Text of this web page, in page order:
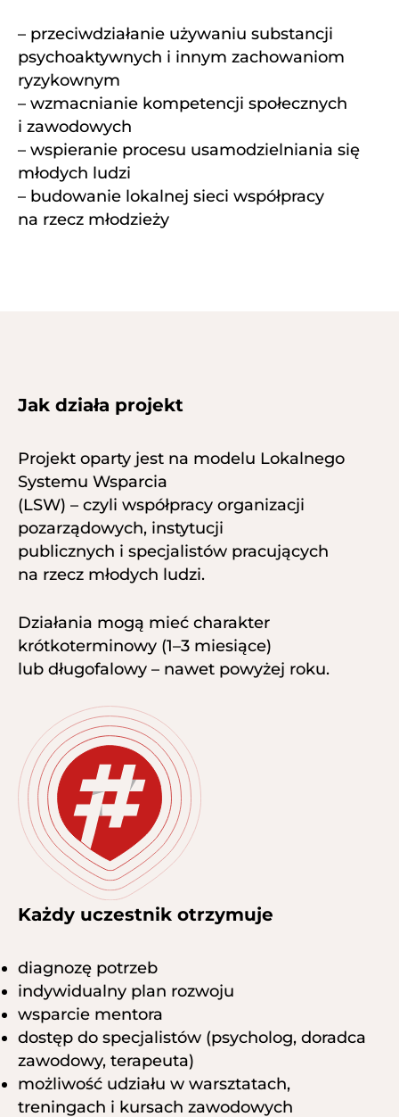
– przeciwdziałanie używaniu substancji
psychoaktywnych i innym zachowaniom
ryzykownym
– wzmacnianie kompetencji społecznych
i zawodowych
– wspieranie procesu usamodzielniania się
młodych ludzi
– budowanie lokalnej sieci współpracy
na rzecz młodzieży
Jak działa projekt
Projekt oparty jest na modelu Lokalnego
Systemu Wsparcia
(LSW) – czyli współpracy organizacji
pozarządowych, instytucji
publicznych i specjalistów pracujących
na rzecz młodych ludzi.
Działania mogą mieć charakter
krótkoterminowy (1–3 miesiące)
lub długofalowy – nawet powyżej roku.
Każdy uczestnik otrzymuje
diagnozę potrzeb
indywidualny plan rozwoju
wsparcie mentora
dostęp do specjalistów (psycholog, doradca
zawodowy, terapeuta)
możliwość udziału w warsztatach,
treningach i kursach zawodowych